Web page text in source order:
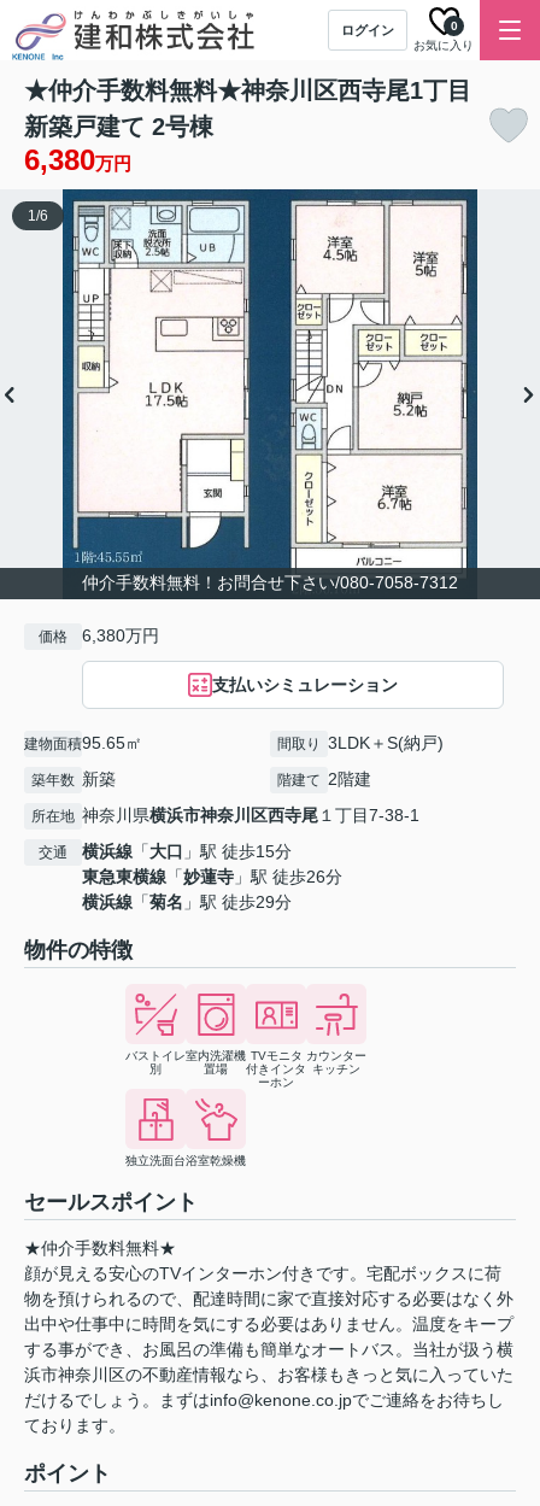
ログイン
お気に入り
0
★仲介手数料無料★神奈川区西寺尾1丁目
新築戸建て 2号棟
6,380万円
仲介手数料無料！お問合せ下さい/080-7058-7312
1/6
価格 6,380万円
支払いシミュレーション
建物面積95.65㎡ 間取り 3LDK＋S(納戸)
築年数 新築 階建て 2階建
所在地 神奈川県横浜市神奈川区西寺尾１丁目7-38-1
交通 横浜線 「大口 」駅 徒歩15分
東急東横線 「妙蓮寺 」駅 徒歩26分
横浜線 「菊名 」駅 徒歩29分
物件の特徴
バストイレ
別
室内洗濯機
置場
TVモニタ
付きインタ
ーホン
カウンター
キッチン
独立洗面台浴室乾燥機
セールスポイント
★仲介手数料無料★
顔が見える安心のTVインターホン付きです。宅配ボックスに荷
物を預けられるので、配達時間に家で直接対応する必要はなく外
出中や仕事中に時間を気にする必要はありません。温度をキープ
する事ができ、お風呂の準備も簡単なオートバス。当社が扱う横
浜市神奈川区の不動産情報なら、お客様もきっと気に入っていた
だけるでしょう。まずはinfo@kenone.co.jpでご連絡をお待ちし
ております。
ポイント